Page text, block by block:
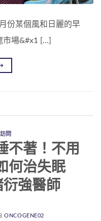
份某個風和日麗的早
市場&#x1 […]
問
不著！不用
何治失眠
衍強醫師
ONCOGENE02